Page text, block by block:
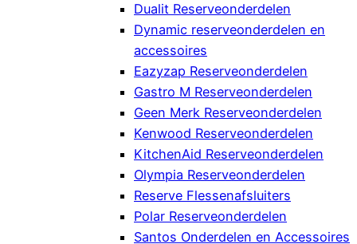
Dualit Reserveonderdelen
Dynamic reserveonderdelen en
accessoires
Eazyzap Reserveonderdelen
Gastro M Reserveonderdelen
Geen Merk Reserveonderdelen
Kenwood Reserveonderdelen
KitchenAid Reserveonderdelen
Olympia Reserveonderdelen
Reserve Flessenafsluiters
Polar Reserveonderdelen
Santos Onderdelen en Accessoires